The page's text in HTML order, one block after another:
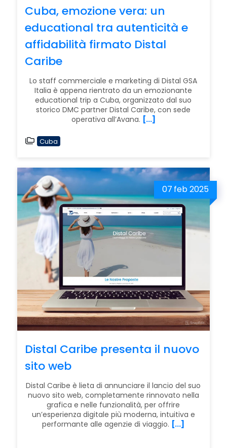
Cuba, emozione vera: un
educational tra autenticità e
affidabilità firmato Distal
Caribe
Lo staff commerciale e marketing di Distal GSA
Italia è appena rientrato da un emozionante
educational trip a Cuba, organizzato dal suo
storico DMC partner Distal Caribe, con sede
operativa all’Avana. [...]
Cuba
07 feb 2025
Distal Caribe presenta il nuovo
sito web
Distal Caribe è lieta di annunciare il lancio del suo
nuovo sito web, completamente rinnovato nella
grafica e nelle funzionalità, per offrire
un’esperienza digitale più moderna, intuitiva e
performante alle agenzie di viaggio. [...]